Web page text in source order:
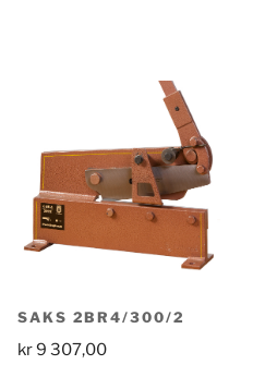
SAKS 2BR4/300/2
kr9 307,00